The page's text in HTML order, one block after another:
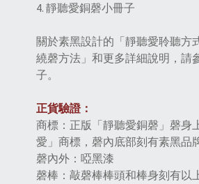
4. 靜聽愛銅磬小冊子
關於素黑設計的「靜聽愛聆聽方
繞磬方法」和更多詳細說明， 請
子。
正貨驗證：
商標：正版「靜聽愛銅磬」磬身
愛」商標，磬內底部刻有素黑品
磬內外：啞黑漆
磬棒：敲磬棒棒頭和棒身刻有以